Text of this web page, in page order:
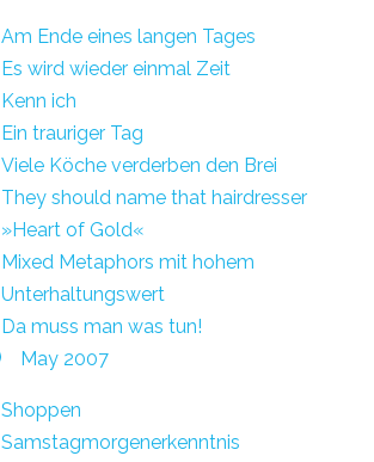
Am Ende eines langen Tages
Es wird wieder einmal Zeit
Kenn ich
Ein trauriger Tag
Viele Köche verderben den Brei
They should name that hairdresser
»Heart of Gold«
Mixed Metaphors mit hohem
Unterhaltungswert
Da muss man was tun!
May 2007
Shoppen
Samstagmorgenerkenntnis